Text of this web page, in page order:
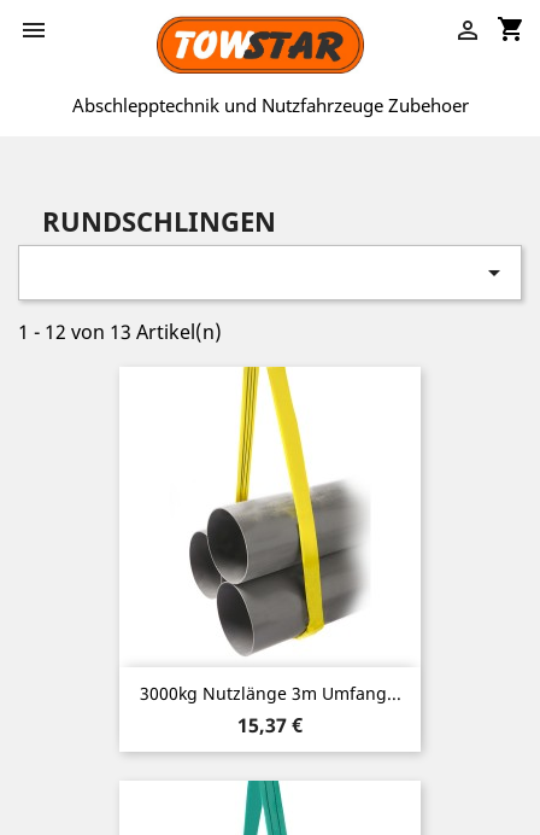
 shopping_cart

Abschlepptechnik und Nutzfahrzeuge Zubehoer
RUNDSCHLINGEN

1 - 12 von 13 Artikel(n)
3000kg Nutzlänge 3m Umfang...
Preis
15,37 €